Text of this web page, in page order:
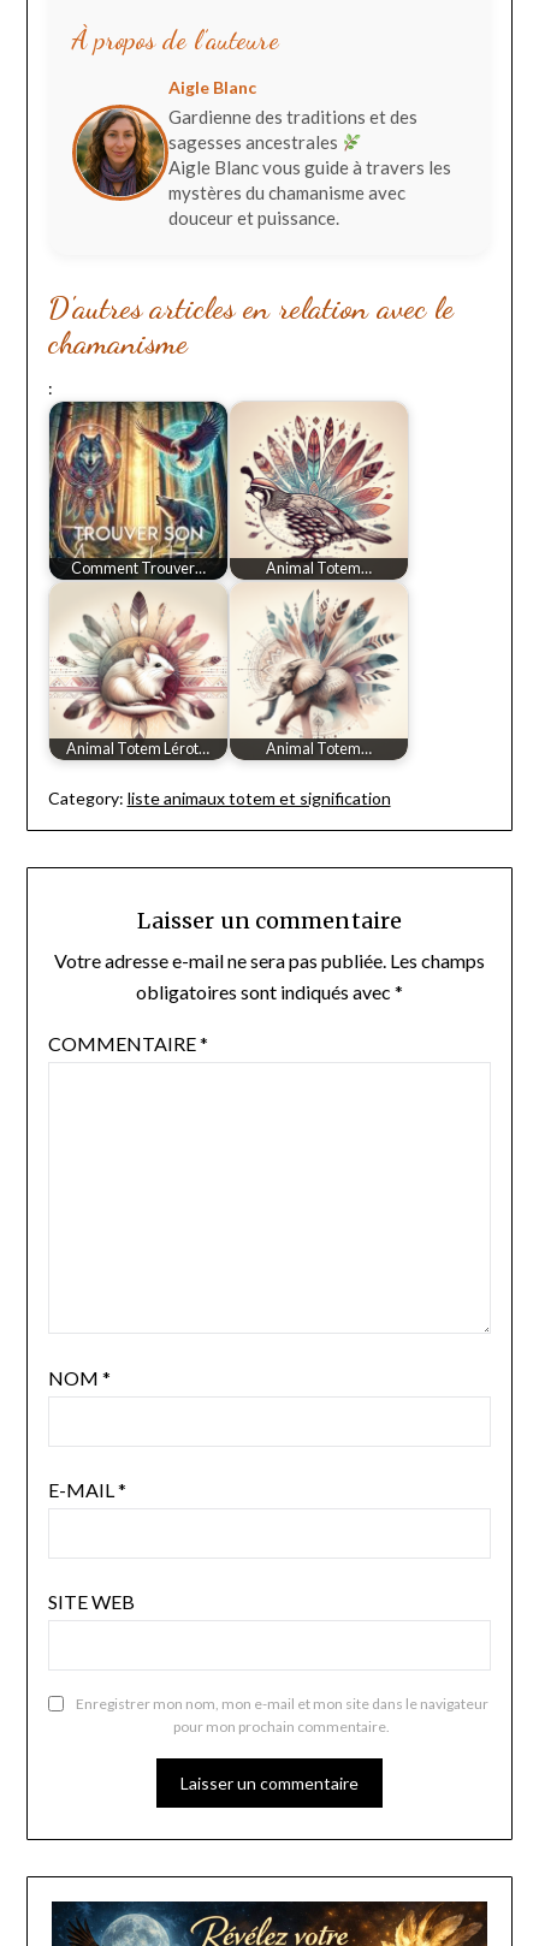
À propos de l’auteure
Aigle Blanc
Gardienne des traditions et des
sagesses ancestrales
Aigle Blanc vous guide à travers les
mystères du chamanisme avec
douceur et puissance.
D'autres articles en relation avec le
chamanisme
:
Comment Trouver… Animal Totem…
Animal Totem Lérot… Animal Totem…
Category: liste animaux totem et signification
Laisser un commentaire
Votre adresse e-mail ne sera pas publiée. Les champs
obligatoires sont indiqués avec *
COMMENTAIRE*
NOM *
E-MAIL*
SITE WEB
Enregistrer mon nom, mon e-mail et mon site dans le navigateur
pour mon prochain commentaire.